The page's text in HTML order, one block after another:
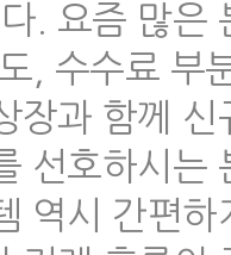
. 요즘 많은
, 수수료 부
장과 함께
선호하시는
역시 간편